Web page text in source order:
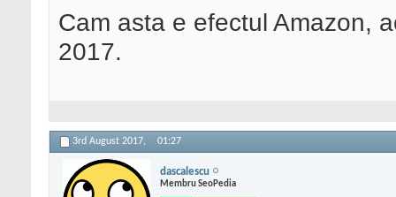
Cam asta e efectul Amazon,
2017.
3rd August 2017, 01:27
dascalescu
Membru SeoPedia